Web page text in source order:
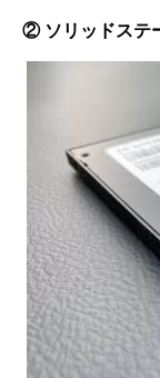
② ソリッドステ